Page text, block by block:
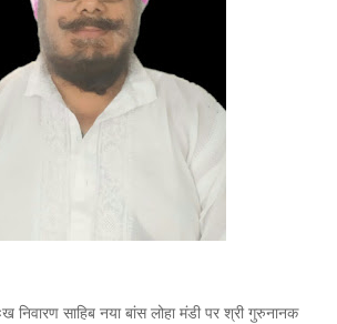
निवारण साहिब नया बांस लोहा मंडी पर श्री गुरुनानक